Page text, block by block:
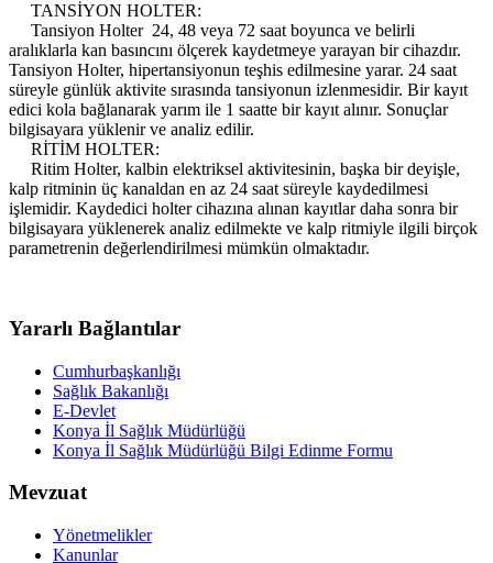
TANSİYON HOLTER:
Tansiyon Holter 24, 48 veya 72 saat boyunca ve belirli
aralıklarla kan basıncını ölçerek kaydetmeye yarayan bir cihazdır.
Tansiyon Holter, hipertansiyonun teşhis edilmesine yarar. 24 saat
süreyle günlük aktivite sırasında tansiyonun izlenmesidir. Bir kayıt
edici kola bağlanarak yarım ile 1 saatte bir kayıt alınır. Sonuçlar
bilgisayara yüklenir ve analiz edilir.
RİTİM HOLTER:
Ritim Holter, kalbin elektriksel aktivitesinin, başka bir deyişle,
kalp ritminin üç kanaldan en az 24 saat süreyle kaydedilmesi
işlemidir. Kaydedici holter cihazına alınan kayıtlar daha sonra bir
bilgisayara yüklenerek analiz edilmekte ve kalp ritmiyle ilgili birçok
parametrenin değerlendirilmesi mümkün olmaktadır.
Yararlı Bağlantılar
Cumhurbaşkanlığı
Sağlık Bakanlığı
E-Devlet
Konya İl Sağlık Müdürlüğü
Konya İl Sağlık Müdürlüğü Bilgi Edinme Formu
Mevzuat
Yönetmelikler
Kanunlar